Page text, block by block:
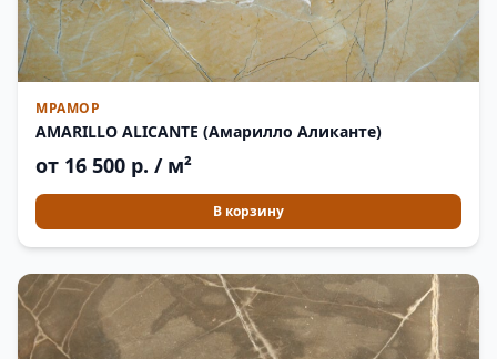
МРАМОР
AMARILLO ALICANTE (Амарилло Аликанте)
от 16 500 р. / м²
В корзину